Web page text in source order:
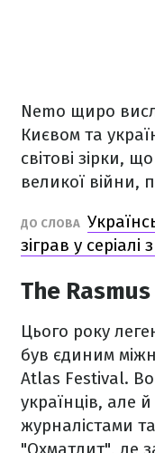
Nemo щиро
Києвом та
світові зірки,
великої війни,
ДО СЛОВА
зіграв у серіалі
The Rasmus
Цього року
був єдиним
Atlas Festival.
українців, але
журналістами